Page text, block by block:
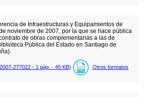
de Infraestructuras y Equipamientos de
noviembre de 2007, por la que se hace pública
de obras complementarias a las de
Pública del Estado en Santiago de
277022 - 1 pág. - 45 KB) Otros formatos